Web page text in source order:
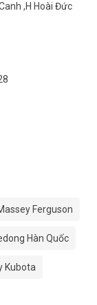
,H Hoài Đức
Ferguson
Hàn Quốc
Kubota